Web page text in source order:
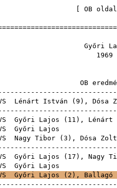
OB
Lénárt István ( 9 ), Dósa
Győri Lajos ( 11 ), Lénárt
Nagy Tibor ( 3 ), Dósa
Győri Lajos ( 17 ), Nagy
Győri Lajos ( 2 ), Ballagó